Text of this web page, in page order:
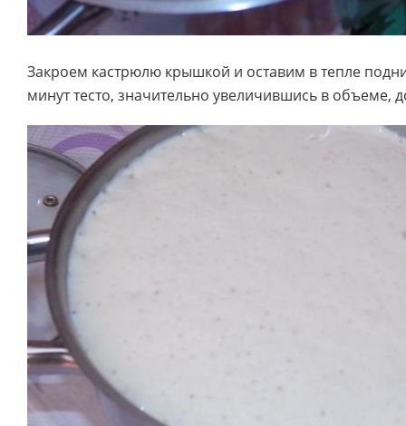
Закроем кастрюлю крышкой и оставим в тепле
минут тесто, значительно увеличившись в объеме,